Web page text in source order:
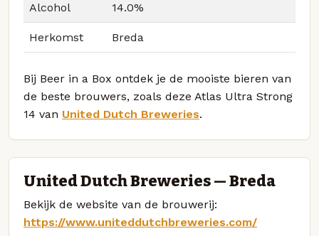
Alcohol 14.0%
Herkomst Breda
Bij Beer in a Box ontdek je de mooiste bieren van
de beste brouwers, zoals deze Atlas Ultra Strong
14 van United Dutch Breweries.
United Dutch Breweries — Breda
Bekijk de website van de brouwerij:
https://www.uniteddutchbreweries.com/